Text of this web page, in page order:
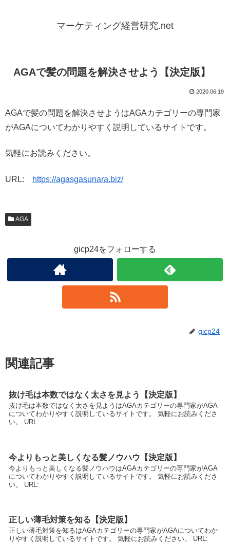
マーケティング経営研究.net
AGAで髪の問題を解決させよう【決定版】
2020.06.19
AGAで髪の問題を解決させようはAGAカテゴリーの専門家
がAGAについてわかりやすく説明しているサイトです。
気軽にお読みください。
URL: https://agasgasunara.biz/
AGA
gicp24をフォローする
gicp24
関連記事
抜け毛は本数ではなく太さを見よう【決定版】
抜け毛は本数ではなく太さを見ようはAGAカテゴリーの専門家がAGA
についてわかりやすく説明しているサイトです。 気軽にお読みくださ
い。 URL:
今よりもっと美しくなる髪ノウハウ【決定版】
今よりもっと美しくなる髪ノウハウはAGAカテゴリーの専門家がAGA
についてわかりやすく説明しているサイトです。 気軽にお読みくださ
い。 URL:
正しい薄毛対策を知る【決定版】
正しい薄毛対策を知るはAGAカテゴリーの専門家がAGAについてわか
りやすく説明しているサイトです。 気軽にお読みください。 URL: